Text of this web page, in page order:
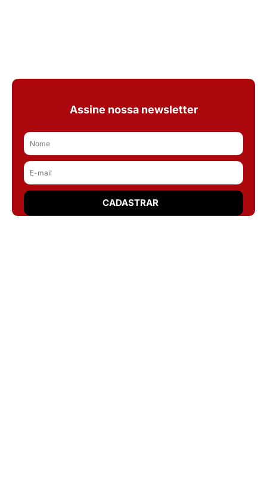
Assine nossa newsletter